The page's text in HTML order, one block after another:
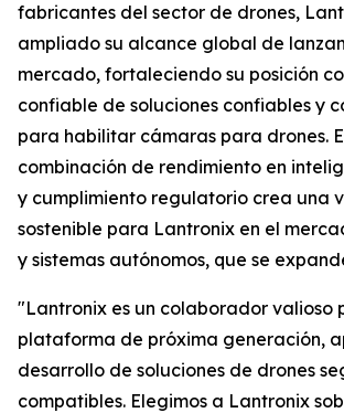
fabricantes del sector de drones,
ampliado su alcance global de
mercado, fortaleciendo su posición
confiable de soluciones confiables y
para habilitar cámaras para drones.
combinación de rendimiento en
y cumplimiento regulatorio crea una
sostenible para Lantronix en el
y sistemas autónomos, que se
"Lantronix es un colaborador valioso
plataforma de próxima generación,
desarrollo de soluciones de drones
compatibles. Elegimos a Lantronix